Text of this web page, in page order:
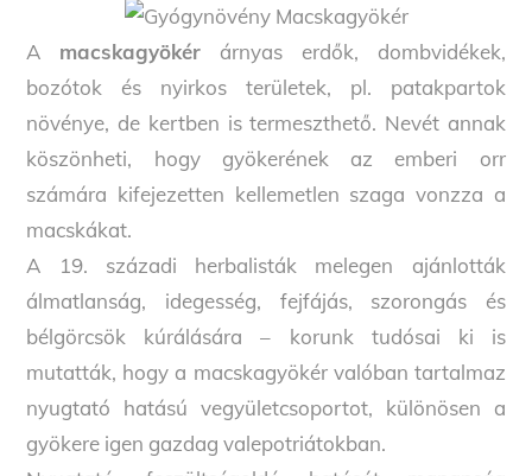
A macskagyökér árnyas erdők, dombvidékek,
bozótok és nyirkos területek, pl. patakpartok
növénye, de kertben is termeszthető. Nevét annak
köszönheti, hogy gyökerének az emberi orr
számára kifejezetten kellemetlen szaga vonzza a
macskákat.
A 19. századi herbalisták melegen ajánlották
álmatlanság, idegesség, fejfájás, szorongás és
bélgörcsök kúrálására – korunk tudósai ki is
mutatták, hogy a macskagyökér valóban tartalmaz
nyugtató hatású vegyületcsoportot, különösen a
gyökere igen gazdag valepotriátokban.